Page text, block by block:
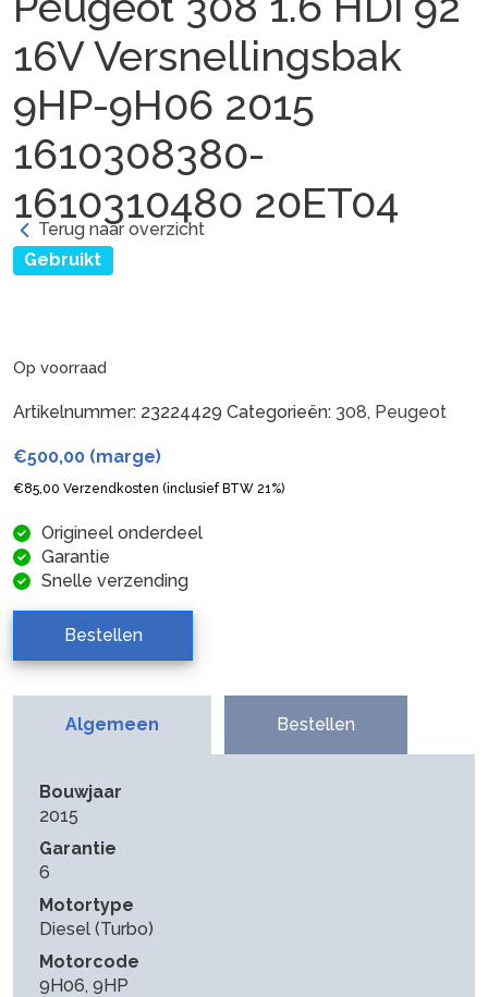
16V Versnellingsbak
9HP-9H06 2015
1610308380-
1610310480 20ET04
Gebruikt
Terug naar overzicht
Op voorraad
Artikelnummer: 23224429 Categorieën: 308, Peugeot
€500,00 (marge)
€85,00 Verzendkosten (inclusief BTW 21%)
Origineel onderdeel
Garantie
Snelle verzending
Bestellen
Algemeen Bestellen
Bouwjaar
2015
Garantie
6
Motortype
Diesel (Turbo)
Motorcode
9H06, 9HP